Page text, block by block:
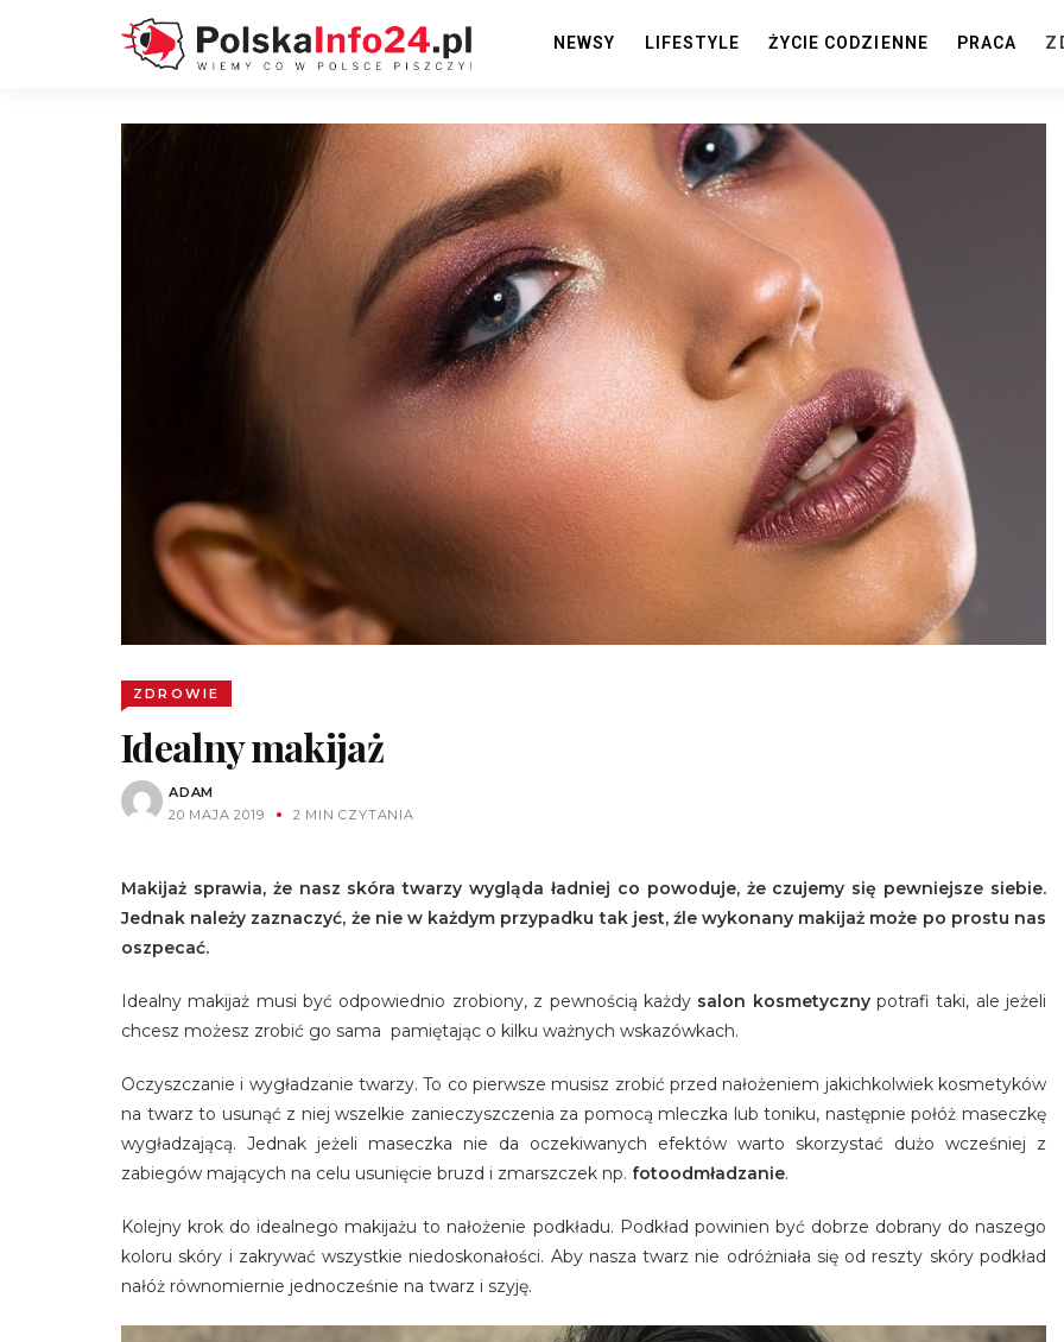
NEWSY LIFESTYLE ŻYCIE CODZIENNE PRACA
ZDROWIE
Idealny makijaż
ADAM
20 MAJA 2019
2 MIN CZYTANIA
Makijaż sprawia, że nasz skóra twarzy wygląda ładniej co powoduje, że czujemy się pewniejsze siebie.
Jednak należy zaznaczyć, że nie w każdym przypadku tak jest, źle wykonany makijaż może po prostu nas
oszpecać.
Idealny makijaż musi być odpowiednio zrobiony, z pewnością każdy salon kosmetycznypotrafi taki, ale jeżeli
chcesz możesz zrobić go sama pamiętając o kilku ważnych wskazówkach.
Oczyszczanie i wygładzanie twarzy. To co pierwsze musisz zrobić przed nałożeniem jakichkolwiek kosmetyków
na twarz to usunąć z niej wszelkie zanieczyszczenia za pomocą mleczka lub toniku, następnie połóż maseczkę
wygładzającą. Jednak jeżeli maseczka nie da oczekiwanych efektów warto skorzystać dużo wcześniej z
zabiegów mających na celu usunięcie bruzd i zmarszczek np. fotoodmładzanie.
Kolejny krok do idealnego makijażu to nałożenie podkładu. Podkład powinien być dobrze dobrany do naszego
koloru skóry i zakrywać wszystkie niedoskonałości. Aby nasza twarz nie odróżniała się od reszty skóry podkład
nałóż równomiernie jednocześnie na twarz i szyję.